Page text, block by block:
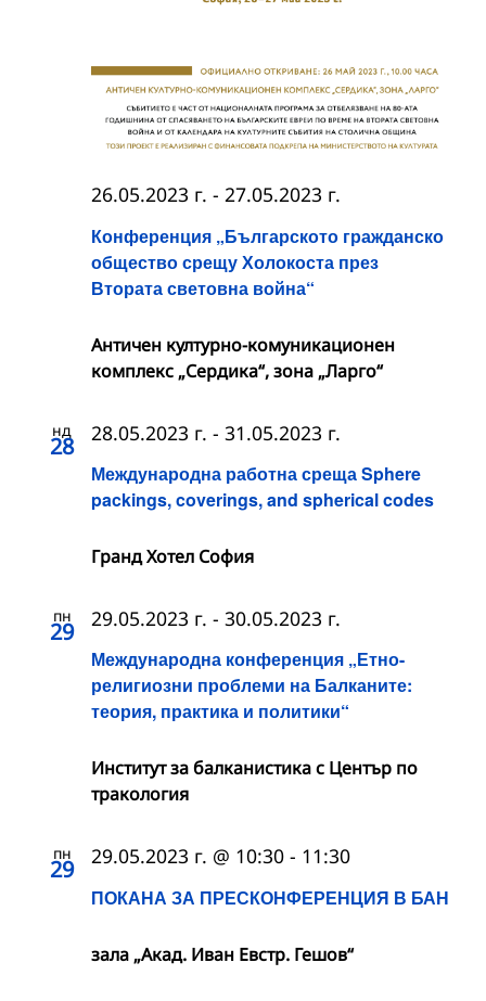
Конференция „Българското гражданско
общество срещу Холокоста през
Втората световна война“
26.05.2023 г. - 27.05.2023 г.
Античен културно-комуникационен
комплекс „Сердика“, зона „Ларго“
нд
28
Международна работна среща Sphere
packings, coverings, and spherical codes
28.05.2023 г. - 31.05.2023 г.
Гранд Хотел София
пн
29
Международна конференция „Етно-
религиозни проблеми на Балканите:
теория, практика и политики“
29.05.2023 г. - 30.05.2023 г.
Институт за балканистика с Център по
тракология
пн
29
ПОКАНА ЗА ПРЕСКОНФЕРЕНЦИЯ В БАН
29.05.2023 г. @ 10:30 - 11:30
зала „Акад. Иван Евстр. Гешов“